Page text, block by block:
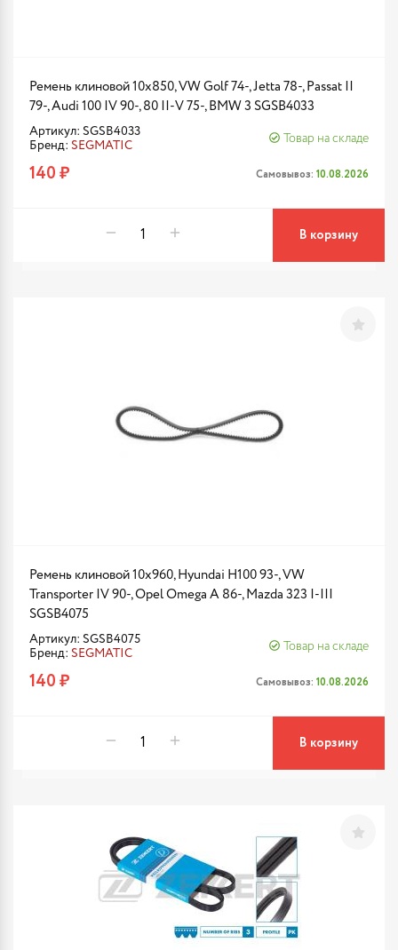
Ремень клиновой 10x850, VW Golf 74-, Jetta 78-, Passat II
79-, Audi 100 IV 90-, 80 II-V 75-, BMW 3 SGSB4033
Артикул: SGSB4033
Бренд: SEGMATIC
Товар на складе
140 ₽ Самовывоз: 10.08.2026
В корзину
Ремень клиновой 10x960, Hyundai H100 93-, VW
Transporter IV 90-, Opel Omega A 86-, Mazda 323 I-III
SGSB4075
Артикул: SGSB4075
Бренд: SEGMATIC
Товар на складе
140 ₽ Самовывоз: 10.08.2026
В корзину